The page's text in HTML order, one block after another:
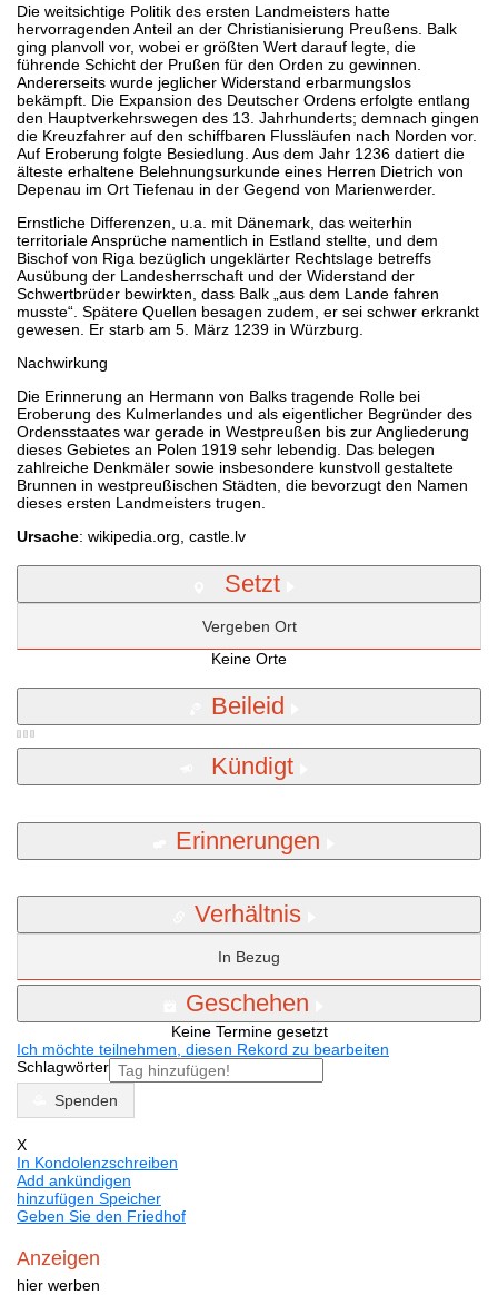
Die weitsichtige Politik des ersten Landmeisters hatte
hervorragenden Anteil an der Christianisierung Preußens. Balk
ging planvoll vor, wobei er größten Wert darauf legte, die
führende Schicht der Prußen für den Orden zu gewinnen.
Andererseits wurde jeglicher Widerstand erbarmungslos
bekämpft. Die Expansion des Deutscher Ordens erfolgte entlang
den Hauptverkehrswegen des 13. Jahrhunderts; demnach gingen
die Kreuzfahrer auf den schiffbaren Flussläufen nach Norden vor.
Auf Eroberung folgte Besiedlung. Aus dem Jahr 1236 datiert die
älteste erhaltene Belehnungsurkunde eines Herren Dietrich von
Depenau im Ort Tiefenau in der Gegend von Marienwerder.
Ernstliche Differenzen, u.a. mit Dänemark, das weiterhin
territoriale Ansprüche namentlich in Estland stellte, und dem
Bischof von Riga bezüglich ungeklärter Rechtslage betreffs
Ausübung der Landesherrschaft und der Widerstand der
Schwertbrüder bewirkten, dass Balk „aus dem Lande fahren
musste“. Spätere Quellen besagen zudem, er sei schwer erkrankt
gewesen. Er starb am 5. März 1239 in Würzburg.
Nachwirkung
Die Erinnerung an Hermann von Balks tragende Rolle bei
Eroberung des Kulmerlandes und als eigentlicher Begründer des
Ordensstaates war gerade in Westpreußen bis zur Angliederung
dieses Gebietes an Polen 1919 sehr lebendig. Das belegen
zahlreiche Denkmäler sowie insbesondere kunstvoll gestaltete
Brunnen in westpreußischen Städten, die bevorzugt den Namen
dieses ersten Landmeisters trugen.
Ursache: wikipedia.org, castle.lv
Setzt
Vergeben Ort
Keine Orte
Beileid
Kündigt
Erinnerungen
Verhältnis
In Bezug
Geschehen
Keine Termine gesetzt
Ich möchte teilnehmen, diesen Rekord zu bearbeiten
Schlagwörter
Spenden
X
In Kondolenzschreiben
Add ankündigen
hinzufügen Speicher
Geben Sie den Friedhof
Anzeigen
hier werben